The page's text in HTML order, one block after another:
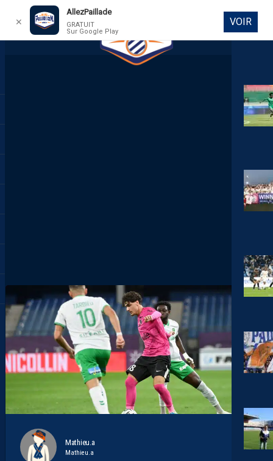
DIRECT
Mathieu.a
Mathieu.a
✕
AllezPaillade
GRATUIT
Sur Google Play
VOIR